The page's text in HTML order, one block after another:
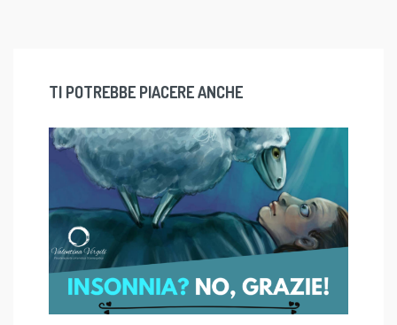
TI POTREBBE PIACERE ANCHE